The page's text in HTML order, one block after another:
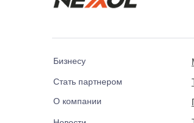
Бизнесу
Стать партнером
О компании